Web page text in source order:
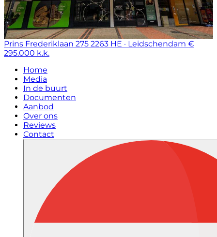
Prins Frederiklaan 275 2263 HE · Leidschendam €
295.000 k.k.
Home
Media
In de buurt
Documenten
Aanbod
Over ons
Reviews
Contact